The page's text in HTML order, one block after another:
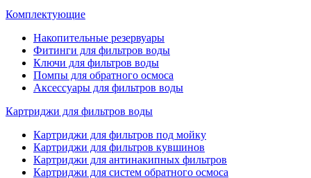
Комплектующие
Накопительные резервуары
Фитинги для фильтров воды
Ключи для фильтров воды
Помпы для обратного осмоса
Аксессуары для фильтров воды
Картриджи для фильтров воды
Картриджи для фильтров под мойку
Картриджи для фильтров кувшинов
Картриджи для антинакипных фильтров
Картриджи для систем обратного осмоса